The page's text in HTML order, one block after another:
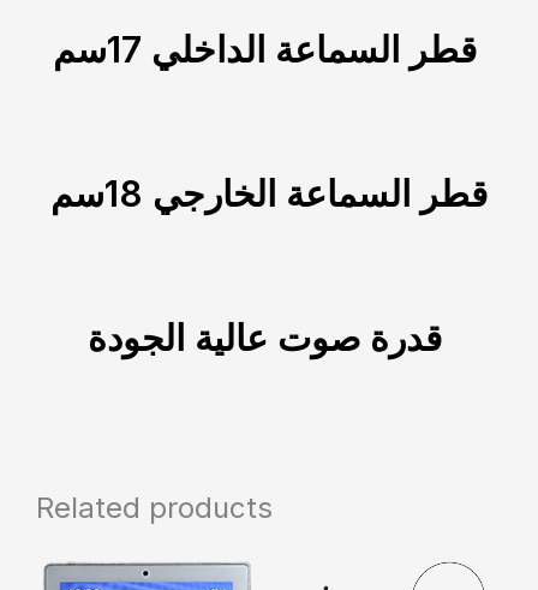
قطر السماعة الداخلي 17سم
قطر السماعة الخارجي 18سم
قدرة صوت عالية الجودة
Related products